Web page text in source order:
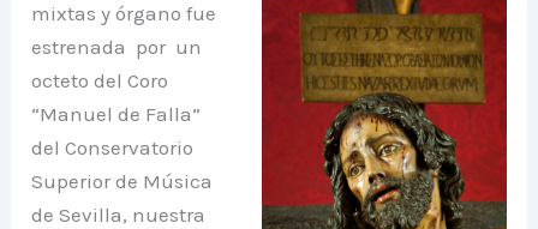
mixtas y órgano fue
estrenada por un
octeto del Coro
“Manuel de Falla”
del Conservatorio
Superior de Música
de Sevilla, nuestra